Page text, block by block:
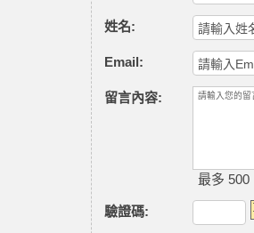
姓名:
Email:
留言內容:
最多 500
驗證碼: